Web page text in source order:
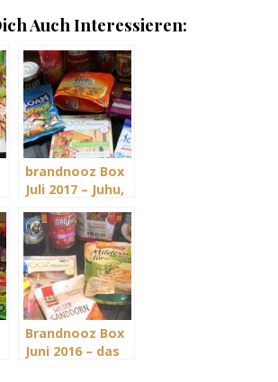
Auch Interessieren:
brandnooz Box
Juli 2017 – Juhu,
Brandnooz Box
Juni 2016 – das